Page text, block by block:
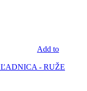
Add to